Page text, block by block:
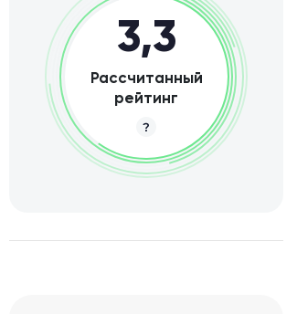
3,3
Рассчитанный
рейтинг